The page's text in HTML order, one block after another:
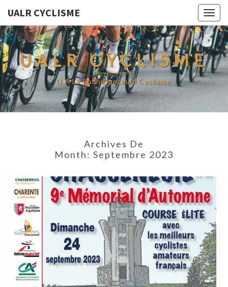
UALR CYCLISME
UALR CYCLISME
U.A La Rochefoucauld Cyclisme
Archives De
Month: Septembre 2023